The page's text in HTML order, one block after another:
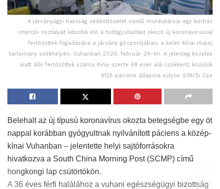
A járványügyi hatóság védőöltözetet viselő munkatársai egy kórház
intenzív osztályát készítik elő a tüdőgyulladást okozó új koronavírussal
fertőzöttek fogadására a járvány gócpontjában, a kelet-kínai Hupej
tartomány székhelyén, Vuhanban 2020. február 24-én. A jelenleg kezelés
alatt álló fertőzöttek száma Kína-szerte 48 ezer alá csökkent, közülük
9126 páciens állapota súlyos. EPA/Si Cse
Belehalt az új típusú koronavírus okozta betegségbe egy öt
nappal korábban gyógyultnak nyilvánított páciens a közép-
kínai Vuhanban – jelentette helyi sajtóforrásokra
hivatkozva a South China Morning Post (SCMP) című
hongkongi lap csütörtökön.
A 36 éves férfi halálához a vuhani egészségügyi bizottság